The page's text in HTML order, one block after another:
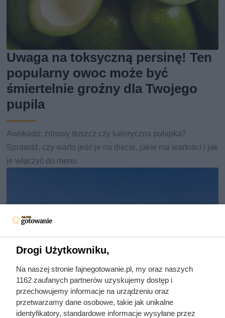
Uwaga na toksyczną persinę! Ten
popularny owoc może być
śmiertelnie groźny dla Twojego
pupila
Awokado: zdrowy tłuszcz czy kaloryczna pułapka?
Sprawdź, czy warto jeść je na diecie, jakie ma wartości i jak
je włączyć do menu.
Drogi Użytkowniku,
Na naszej stronie fajnegotowanie.pl, my oraz naszych
1162 zaufanych partnerów uzyskujemy dostęp i
przechowujemy informacje na urządzeniu oraz
przetwarzamy dane osobowe, takie jak unikalne
identyfikatory, standardowe informacje wysyłane przez